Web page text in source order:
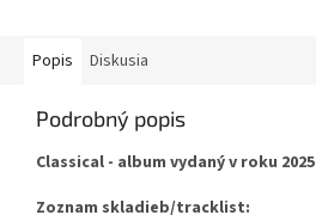
Popis Diskusia
Podrobný popis
Classical - album vydaný v roku 2025
Zoznam skladieb/tracklist: